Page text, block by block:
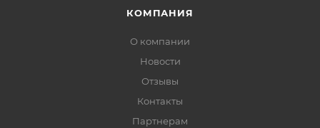
КОМПАНИЯ
О компании
Новости
Отзывы
Контакты
Партнерам